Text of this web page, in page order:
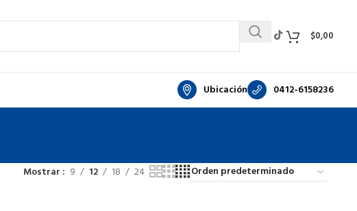
$0,00
Ubicación 0412-6158236
Mostrar 9 12 18 24